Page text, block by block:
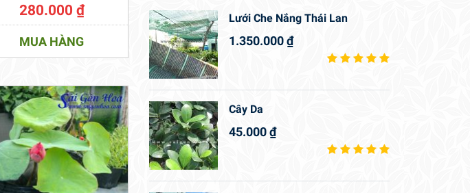
280.000 ₫
MUA HÀNG
Lưới Che Nắng Thái Lan
1.350.000₫
Cây Da
45.000₫